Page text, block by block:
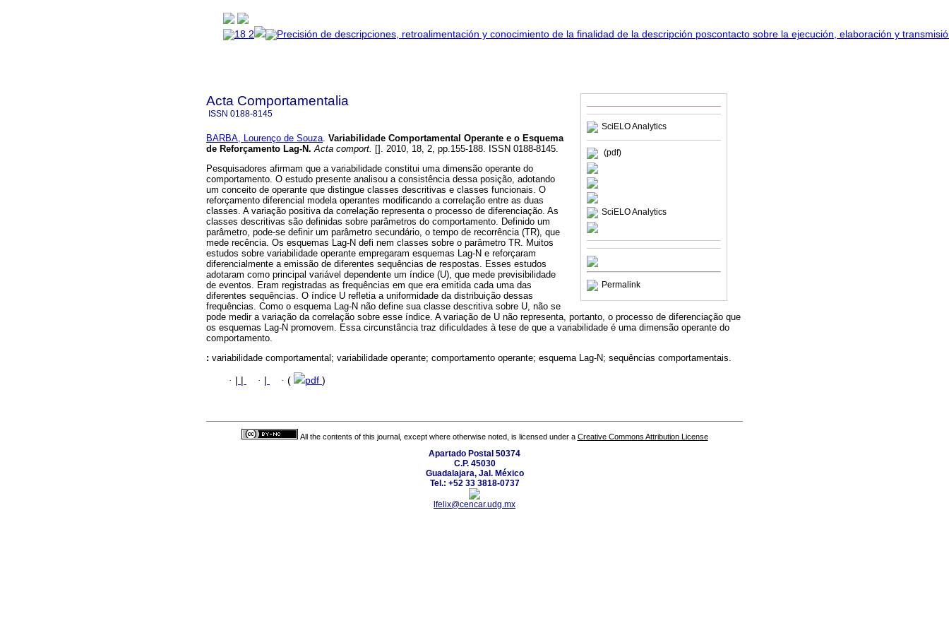
SciELO Analytics
(pdf)
SciELO Analytics
Permalink
Acta Comportamentalia
ISSN 0188-8145
BARBA, Lourenço de Souza Variabilidade Comportamental Operante e o Esquema
de Reforçamento Lag-N. Acta comport.
[]. 2010, 18, 2, pp.155-188. ISSN 0188-8145.
Pesquisadores afirmam que a variabilidade constitui uma dimensão operante do
comportamento. O estudo presente analisou a consistência dessa posição, adotando
um conceito de operante que distingue classes descritivas e classes funcionais. O
reforçamento diferencial modela operantes modificando a correlação entre as duas
classes. A variação positiva da correlação representa o processo de diferenciação. As
classes descritivas são definidas sobre parâmetros do comportamento. Definido um
parâmetro, pode-se definir um parâmetro secundário, o tempo de recorrência (TR), que
mede recência. Os esquemas Lag-N defi nem classes sobre o parâmetro TR. Muitos
estudos sobre variabilidade operante empregaram esquemas Lag-N e reforçaram
diferencialmente a emissão de diferentes sequências de respostas. Esses estudos
adotaram como principal variável dependente um índice (U), que mede previsibilidade
de eventos. Eram registradas as frequências em que era emitida cada uma das
diferentes sequências. O índice U refletia a uniformidade da distribuição dessas
frequências. Como o esquema Lag-N não define sua classe descritiva sobre U, não se
pode medir a variação da correlação sobre esse índice. A variação de U não representa, portanto, o processo de diferenciação que
os esquemas Lag-N promovem. Essa circunstância traz dificuldades à tese de que a variabilidade é uma dimensão operante do
comportamento.
: variabilidade comportamental; variabilidade operante; comportamento operante; esquema Lag-N; sequências comportamentais.
· · · ( pdf )
All the contents of this journal, except where otherwise noted, is licensed under a Creative Commons Attribution License
Apartado Postal 50374
C.P. 45030
Guadalajara, Jal. México
Tel.: +52 33 3818-0737
lfelix@cencar.udg.mx